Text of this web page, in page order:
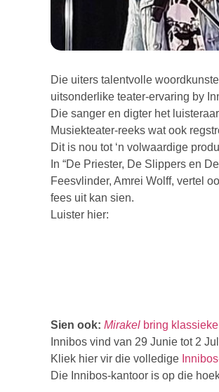
Die uiters talentvolle
uitsonderlike teater-ervaring by
Die sanger en digter het
Musiekteater-reeks wat ook
Dit is nou tot ‘n volwaardige
In “De Priester, De Slippers en
Feesvlinder, Amrei Wolff, vertel
fees uit kan sien.
Luister hier:
Sien ook: Mirakel bring
Innibos vind van 29 Junie tot 2
Kliek hier vir die volledige
Die Innibos-kantoor is op die